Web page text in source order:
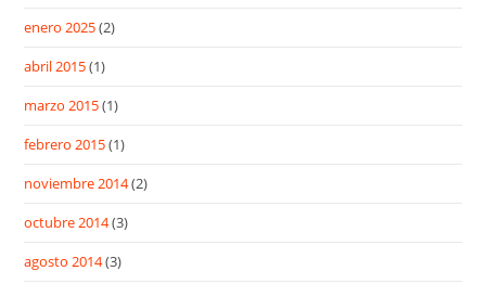
enero 2025(2)
abril 2015(1)
marzo 2015(1)
febrero 2015(1)
noviembre 2014(2)
octubre 2014(3)
agosto 2014(3)